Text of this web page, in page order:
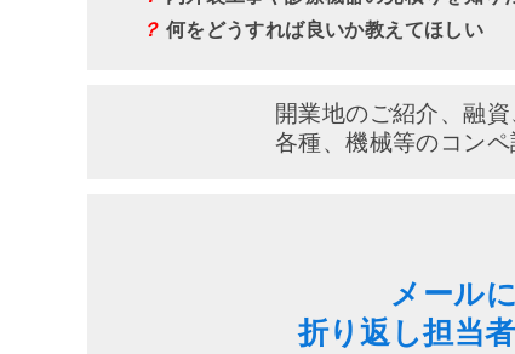
？ 何をどうすれば良いか教えてほしい
開業地のご紹介、融
各種、機械等のコンペ
メール
折り返し担当